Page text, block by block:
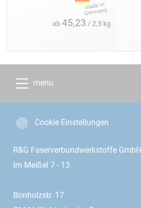
ab45,23 / 2,5 kg
menu
Cookie Einstellungen
R&G Faserverbundwerkstoffe GmbH
Im Meißel 7 - 13
Bonholzstr. 17